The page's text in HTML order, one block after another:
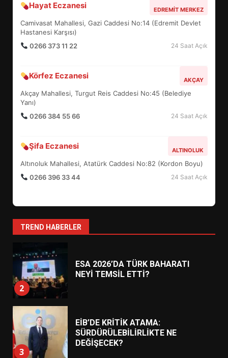
Hayat Eczanesi EDREMIT MERKEZ
Camivasat Mahallesi, Gazi Caddesi No:14 (Edremit Devlet
Hastanesi Karşısı)
0266 373 11 22
24 Saat Açık
Körfez Eczanesi AKÇAY
Akçay Mahallesi, Turgut Reis Caddesi No:45 (Belediye
Yanı)
0266 384 55 66
24 Saat Açık
Şifa Eczanesi ALTINOLUK
Altınoluk Mahallesi, Atatürk Caddesi No:82 (Kordon Boyu)
0266 396 33 44
24 Saat Açık
TREND HABERLER
5
BALIKESİR MÜZELERİNDE SÜRE
UZATILDI: NE DEĞİŞTİ?
6
TURNUVASI KAYITLARI NEYİ
7
YENİ YÖNETİM NASIL
ŞEKİLLENDİ?
1
HAREKETE GEÇİYOR: GÖZLER
2
ESA 2026’DA TÜRK BAHARATI
NEYİ TEMSİL ETTİ?
3
EİB’DE KRİTİK ATAMA:
SÜRDÜRÜLEBİLİRLİKTE NE
DEĞİŞECEK?